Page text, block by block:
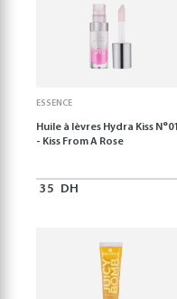
ESSENCE
Huile à lèvres Hydra Kiss N°01
- Kiss From A Rose
35 DH